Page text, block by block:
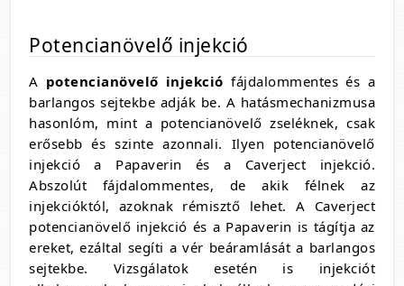
Potencianövelő injekció
A potencianövelő injekció fájdalommentes és a
barlangos sejtekbe adják be. A hatásmechanizmusa
hasonlóm, mint a potencianövelő zseléknek, csak
erősebb és szinte azonnali. Ilyen potencianövelő
injekció a Papaverin és a Caverject injekció.
Abszolút fájdalommentes, de akik félnek az
injekcióktól, azoknak rémisztő lehet. A Caverject
potencianövelő injekció és a Papaverin is tágítja az
ereket, ezáltal segíti a vér beáramlását a barlangos
sejtekbe. Vizsgálatok esetén is injekciót